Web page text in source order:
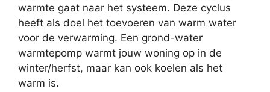
warmte gaat naar het systeem. Deze cyclus
heeft als doel het toevoeren van warm water
voor de verwarming. Een grond-water
warmtepomp warmt jouw woning op in de
winter/herfst, maar kan ook koelen als het
warm is.